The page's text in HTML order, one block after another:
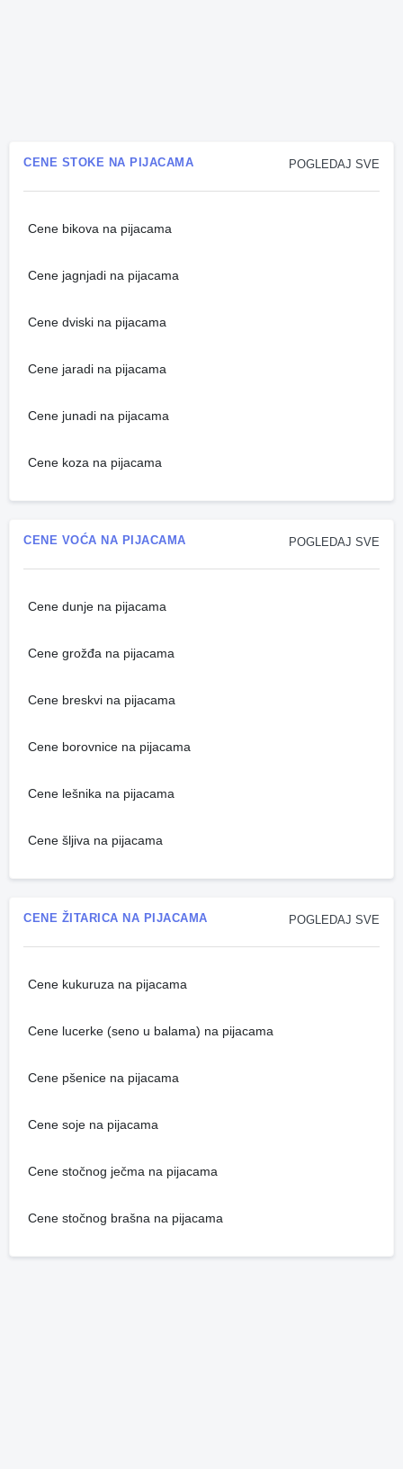
POGLEDAJ SVE
CENE STOKE NA PIJACAMA
Cene bikova na pijacama
Cene jagnjadi na pijacama
Cene dviski na pijacama
Cene jaradi na pijacama
Cene junadi na pijacama
Cene koza na pijacama
POGLEDAJ SVE
CENE VOĆA NA PIJACAMA
Cene dunje na pijacama
Cene grožđa na pijacama
Cene breskvi na pijacama
Cene borovnice na pijacama
Cene lešnika na pijacama
Cene šljiva na pijacama
POGLEDAJ SVE
CENE ŽITARICA NA PIJACAMA
Cene kukuruza na pijacama
Cene lucerke (seno u balama) na pijacama
Cene pšenice na pijacama
Cene soje na pijacama
Cene stočnog ječma na pijacama
Cene stočnog brašna na pijacama